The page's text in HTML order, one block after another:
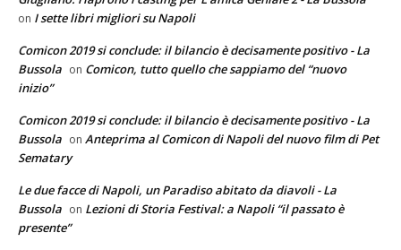
on I sette libri migliori su Napoli
Comicon 2019 si conclude: il bilancio è decisamente positivo - La
Bussola on Comicon, tutto quello che sappiamo del “nuovo
inizio”
Comicon 2019 si conclude: il bilancio è decisamente positivo - La
Bussola on Anteprima al Comicon di Napoli del nuovo film di Pet
Sematary
Le due facce di Napoli, un Paradiso abitato da diavoli - La
Bussola on Lezioni di Storia Festival: a Napoli “il passato è
presente”